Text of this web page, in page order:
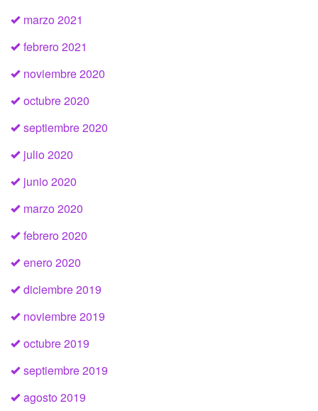
marzo 2021
febrero 2021
noviembre 2020
octubre 2020
septiembre 2020
julio 2020
junio 2020
marzo 2020
febrero 2020
enero 2020
diciembre 2019
noviembre 2019
octubre 2019
septiembre 2019
agosto 2019